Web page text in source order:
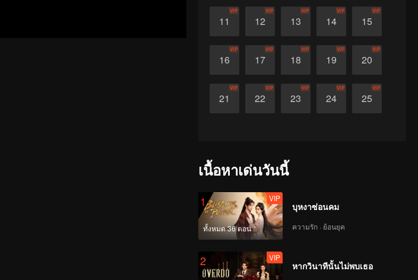
11
VIP
12
VIP
13
VIP
14
VIP
15
VIP
16
VIP
17
VIP
18
VIP
19
VIP
20
VIP
21
VIP
22
VIP
23
VIP
24
VIP
25
VIP
เนื้อหาเด่นวันนี้
1
ทั้งหมด 36 ตอน
VIP
บุหงาซ่อนคม
ความรัก · ย้อนยุค
2 VIP
หากวินาทีนั้นไม่พบเธอ